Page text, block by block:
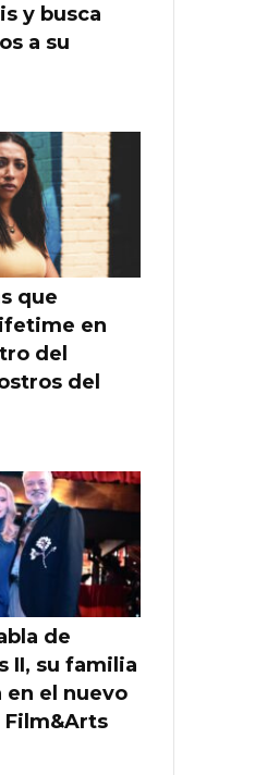
y busca
a su
que
en
del
del
de
II, su familia
en el nuevo
Film&Arts